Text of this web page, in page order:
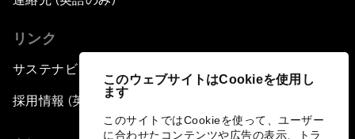
このウェブサイトはCookieを使用し
ます
このサイトではCookieを使って、ユーザー
に合わせたコンテンツや広告の表示、トラ
リンク
サステナビリティへの取り組み
採用情報 (英語のみ)